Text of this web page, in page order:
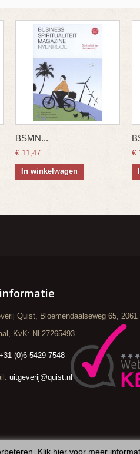
BSMN...
€ 11,47
In winkelwagen
€
Quist, Bloemendaalseweg 65, 2061
KvK: NL27265493
(0)6 5429 7548
uitgeverij@quist.nl
Klik hier voor meer